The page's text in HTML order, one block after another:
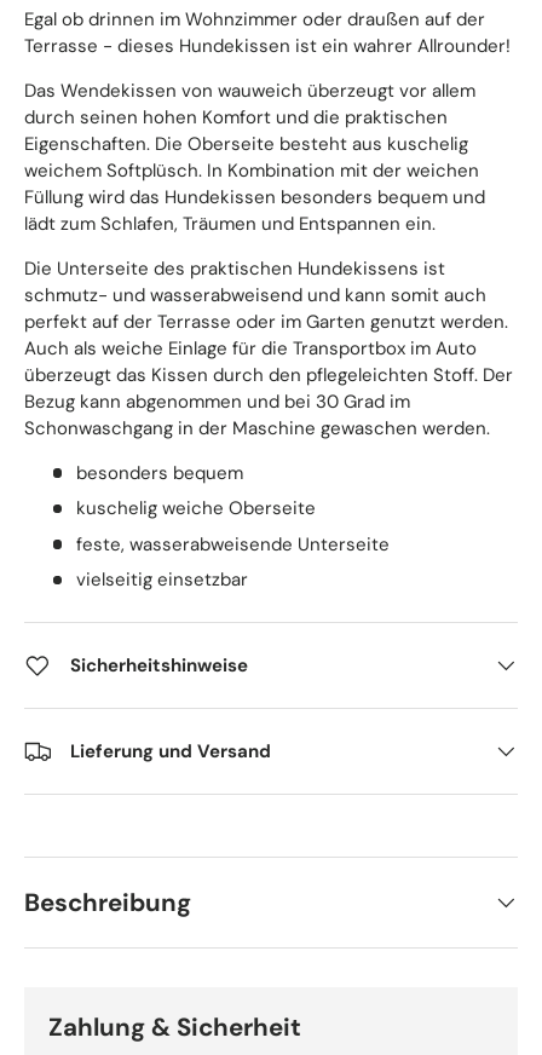
Egal ob drinnen im Wohnzimmer oder draußen auf der
Terrasse - dieses Hundekissen ist ein wahrer Allrounder!
Das Wendekissen von wauweich überzeugt vor allem
durch seinen hohen Komfort und die praktischen
Eigenschaften. Die Oberseite besteht aus kuschelig
weichem Softplüsch. In Kombination mit der weichen
Füllung wird das Hundekissen besonders bequem und
lädt zum Schlafen, Träumen und Entspannen ein.
Die Unterseite des praktischen Hundekissens ist
schmutz- und wasserabweisend und kann somit auch
perfekt auf der Terrasse oder im Garten genutzt werden.
Auch als weiche Einlage für die Transportbox im Auto
überzeugt das Kissen durch den pflegeleichten Stoff. Der
Bezug kann abgenommen und bei 30 Grad im
Schonwaschgang in der Maschine gewaschen werden.
besonders bequem
kuschelig weiche Oberseite
feste, wasserabweisende Unterseite
vielseitig einsetzbar
Sicherheitshinweise
Lieferung und Versand
Beschreibung
Zahlung & Sicherheit